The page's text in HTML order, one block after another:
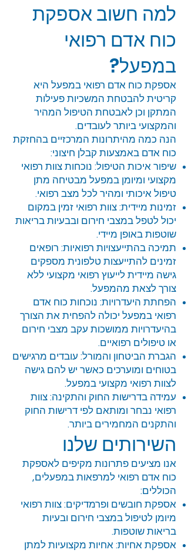
למה חשוב אספקת
כוח אדם רפואי
במפעל?
אספקת כוח אדם רפואי במפעל היא
קריטית להבטחת המשכיות פעילות
המתקן וכן לאבטחת הטיפול המהיר
והמקצועי ביותר לעובדים.
הנה כמה מהיתרונות המרכזיים בהחזקת
כוח אדם באמצעות קבלן חיצוני:
שיפור איכות הטיפול: נוכחות צוות רפואי
מקצועי ומיומן במפעל מבטיחה מתן
טיפול איכותי ומהיר לכל מצב רפואי.
זמינות מיידית: צוות רפואי זמין במקום
יכול לטפל במצבי חירום ובבעיות בריאות
שוטפות באופן מיידי.
תמיכה בהתייעצויות רפואיות: רופאים
זמינים להתייעצות טלפונית מספקים
גישה מיידית לייעוץ רפואי מקצועי ללא
צורך לצאת מהמפעל.
הפחתת היעדרויות: נוכחות כוח אדם
רפואי במפעל יכולה להפחית את הצורך
בהיעדרויות ממושכות עקב מצבי חירום
או טיפולים רפואיים.
הגברת הביטחון והמורל: עובדים מרגישים
בטוחים ומוערכים כאשר יש להם גישה
לצוות רפואי מקצועי במפעל.
עמידה בדרישות החוק והתקינה: צוות
רפואי נבחר ומותאם לפי דרישות החוק
והתקנים המחמירים ביותר.
השירותים שלנו
אנו מציעים פתרונות מקיפים לאספקת
כוח אדם רפואי למרפאות במפעלים,
הכוללים:
אספקת חובשים ופרמדיקים: צוות רפואי
מיומן לטיפול במצבי חירום ובעיות
בריאות שוטפות.
אספקת אחיות: אחיות מקצועיות למתן